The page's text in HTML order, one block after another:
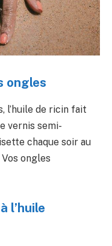
ongles
l’huile de ricin fait
vernis semi-
chaque soir au
ongles
l’huile